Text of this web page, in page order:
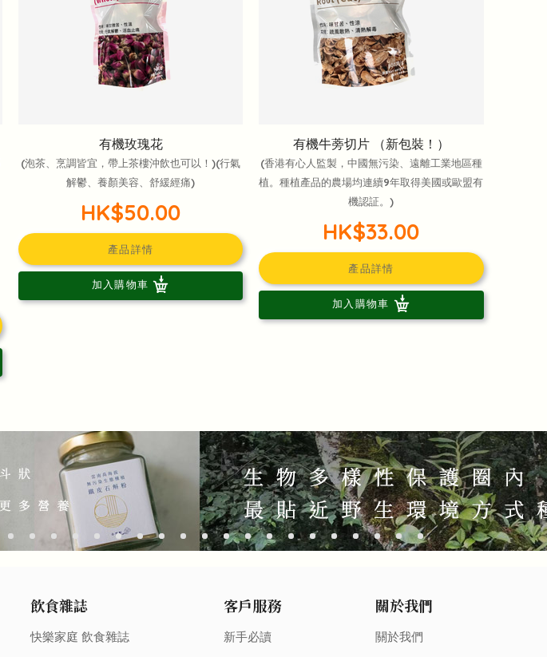
有機玫瑰花
(泡茶、烹調皆宜，帶上茶樓沖飲也可以！)(行氣
解鬱、養顏美容、舒緩經痛)
HK$50.00
產品詳情
加入購物車
有機牛蒡切片 （新包裝！）
(香港有心人監製，中國無污染、遠離工業地區種
植。種植產品的農場均連續9年取得美國或歐盟有
機認証。)
HK$33.00
產品詳情
加入購物車
飲食雜誌
快樂家庭 飲食雜誌
客戶服務
新手必讀
關於我們
關於我們